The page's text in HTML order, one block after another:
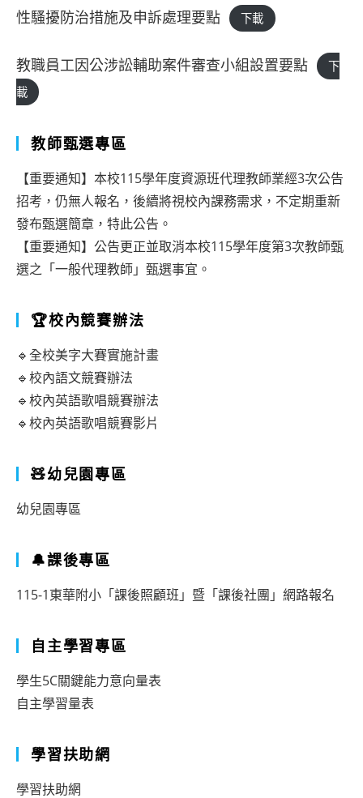
性騷擾防治措施及申訴處理要點 下載
教職員工因公涉訟輔助案件審查小組設置要點
下
載
教師甄選專區
【重要通知】本校115學年度資源班代理教師業經3次公告
招考，仍無人報名，後續將視校內課務需求，不定期重新
發布甄選簡章，特此公告。
【重要通知】公告更正並取消本校115學年度第3次教師甄
選之「一般代理教師」甄選事宜。
🏆校內競賽辦法
🔹全校美字大賽實施計畫
🔹校內語文競賽辦法
🔹校內英語歌唱競賽辦法
🔹校內英語歌唱競賽影片
🧸幼兒園專區
幼兒園專區
🔔課後專區
115-1東華附小「課後照顧班」暨「課後社團」網路報名
自主學習專區
學生5C關鍵能力意向量表
自主學習量表
學習扶助網
學習扶助網